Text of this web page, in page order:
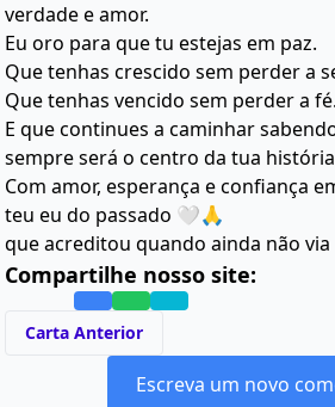
verdade e amor.
Eu oro para que tu estejas em paz.
Que tenhas crescido sem perder a
Que tenhas vencido sem perder a fé.
E que continues a caminhar
sempre será o centro da tua
Com amor, esperança e confiança
teu eu do passado 🤍🙏
que acreditou quando ainda não via
Compartilhe nosso site:
Carta Anterior
Escreva um novo